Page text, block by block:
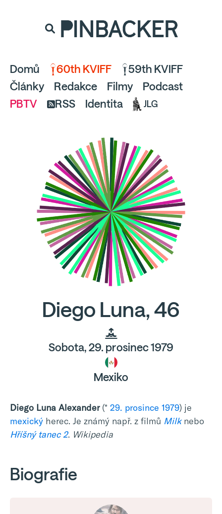
a pusťte se do čtení.
PINBACKER
Domů 60th KVIFF
59th KVIFF
Články
Redakce Filmy
Podcast
PBTV
RSS Identita JLG
Diego Luna, 46
Sobota, 29. prosinec 1979
Mexiko
Diego Luna Alexander(* 29. prosince 1979) je
mexický herec. Je známý např. z filmů Milknebo
Hříšný tanec 2. Wikipedia
Biografie